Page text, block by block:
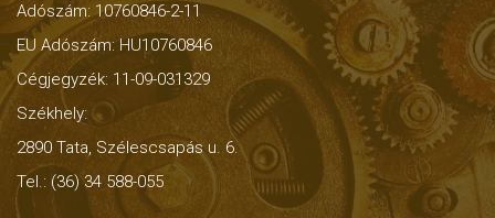
Adószám: 10760846-2-11
EU Adószám: HU10760846
Cégjegyzék: 11-09-031329
Székhely:
2890 Tata, Szélescsapás u. 6.
Tel.: (36) 34 588-055